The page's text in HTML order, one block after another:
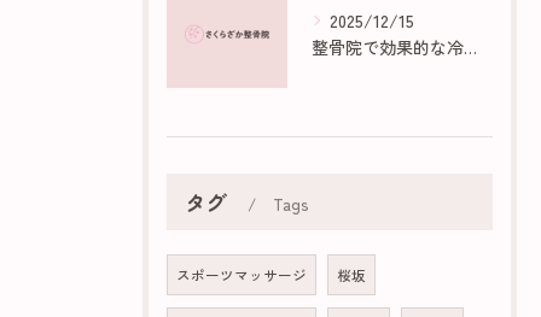
2025/12/15
整骨院で効果的な冷え性マッサージ法
タグ Tags
スポーツマッサージ 桜坂